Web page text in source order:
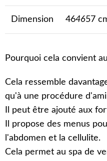
Dimension 464657
Pourquoi cela convient
Cela ressemble
qu'à une procédure
Il peut être ajouté aux
Il propose des menus
l'abdomen et la cellulite.
Cela permet au spa de